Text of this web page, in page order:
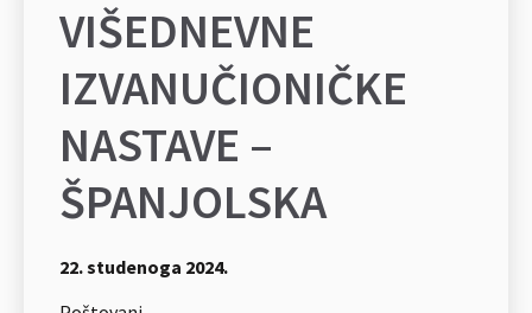
VIŠEDNEVNE
IZVANUČIONIČKE
NASTAVE –
ŠPANJOLSKA
22. studenoga 2024.